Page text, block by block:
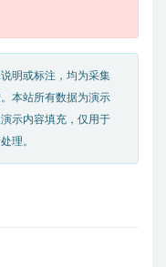
明或标注，均为采集
本站所有数据为演示
示内容填充，仅用于
理。